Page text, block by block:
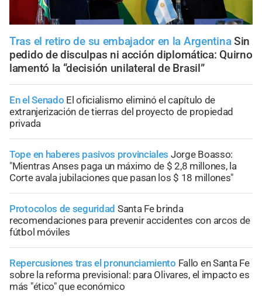
Tras el retiro de su embajador en la Argentina Sin
pedido de disculpas ni acción diplomática: Quirno
lamentó la “decisión unilateral de Brasil”
En el Senado El oficialismo eliminó el capítulo de
extranjerización de tierras del proyecto de propiedad
privada
Tope en haberes pasivos provinciales Jorge Boasso:
"Mientras Anses paga un máximo de $ 2,8 millones, la
Corte avala jubilaciones que pasan los $ 18 millones"
Protocolos de seguridad Santa Fe brinda
recomendaciones para prevenir accidentes con arcos de
fútbol móviles
Repercusiones tras el pronunciamiento Fallo en Santa Fe
sobre la reforma previsional: para Olivares, el impacto es
más "ético" que económico